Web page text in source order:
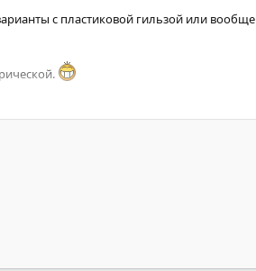
с пластиковой гильзой или вообще